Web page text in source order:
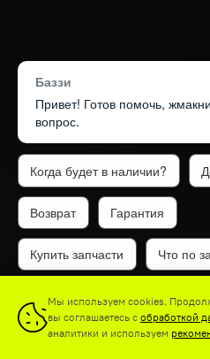
Мы используем cookies.
вы соглашаетесь с обработкой
аналитики и используем
1
Баззи
Привет! Готов помочь,
вопрос.
Когда будет в наличии?
Возврат Гарантия
Купить запчасти Что по